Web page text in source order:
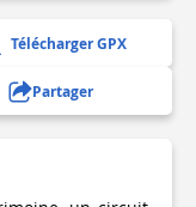
Télécharger GPX
Partager